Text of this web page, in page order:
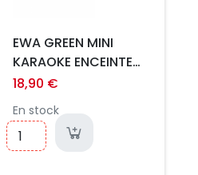
EWA GREEN MINI
KARAOKE ENCEINTE
BLUETOOTH
18,90 €
En stock